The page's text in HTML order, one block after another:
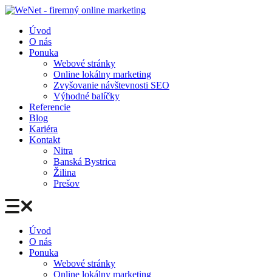
Preskočiť
obsah
Úvod
O nás
Ponuka
Webové stránky
Online lokálny marketing
Zvyšovanie návštevnosti SEO
Výhodné balíčky
Referencie
Blog
Kariéra
Kontakt
Nitra
Banská Bystrica
Žilina
Prešov
Úvod
O nás
Ponuka
Webové stránky
Online lokálny marketing